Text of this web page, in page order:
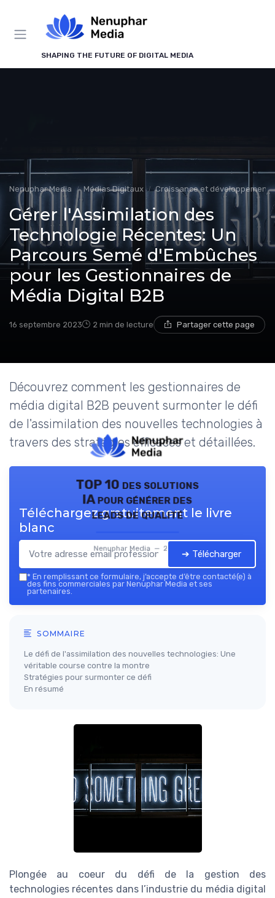
SHAPING THE FUTURE OF DIGITAL MEDIA
Nenuphar Media Médias Digitaux Croissance et développement
Gérer l'Assimilation des
Technologie Récentes: Un
Parcours Semé d'Embûches
pour les Gestionnaires de
Média Digital B2B
16 septembre 2023 2 min de lecture Partager cette page
Découvrez comment les gestionnaires de
média digital B2B peuvent surmonter le défi
de l'assimilation des nouvelles technologies à
travers des stratégies efficaces et détaillées.
TOP 10 des solutions
IA pour générer des
leads de qualité
Nenuphar Media — 2026
Téléchargez gratuitement le livre
blanc
➔ Télécharger
* En remplissant ce formulaire, j’accepte d’être contacté(e) à
des fins commerciales par Nenuphar Media et ses
partenaires.
SOMMAIRE
Le défi de l'assimilation des nouvelles technologies: Une
véritable course contre la montre
Stratégies pour surmonter ce défi
En résumé
Plongée au coeur du défi de la gestion des
technologies récentes dans l’industrie du média digital